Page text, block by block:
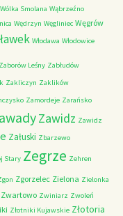
Wólka Smolana Wąbrzeźno
Wędrzyn Węgliniec Węgrów
Włodawa Włodowice
Zaborów Leśny Zabłudów
Zakliczyn Zaklików
Zamordeje Zarańsko
Zawidz Zawidz
Załuski Zbarzewo
Stary Zegrze Zehren
Zgorzelec Zielona Zielonka
Zwartowo Zwiniarz Zwoleń
Złotniki Kujawskie Złotoria